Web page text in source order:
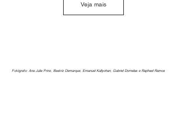
Veja mais
Fotógrafo: Ana Julia Prinz, Beatriz Demarque, Emanuel Kallyohan, Gabriel Dornelas e Raphael Ramos